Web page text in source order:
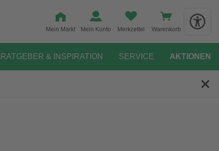
Mein Markt Mein Konto Merkzettel Warenkorb
RATGEBER & INSPIRATION SERVICE AKTIONEN